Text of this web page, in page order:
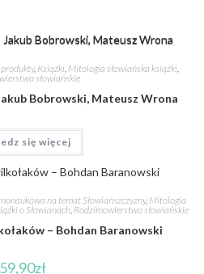
, Książki Mitologia słowiańska książki
słowiańskie
Bobrowski, Mateusz Wrona
się więcej
na temat Słowiańszczyzny, Mitologia
o Słowianach, Rodzimowierstwo słowiańskie
– Bohdan Baranowski
59,90zł